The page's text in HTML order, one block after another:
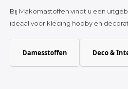
Katoen
Bij Makomastoffen vindt u een
ideaal voor kleding hobby en
Damesstoffen Deco &